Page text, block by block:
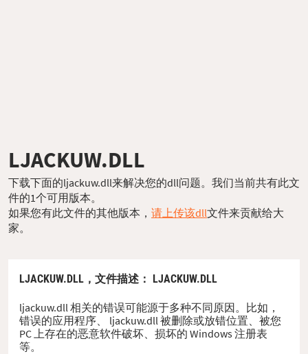
LJACKUW.DLL
下载下面的ljackuw.dll来解决您的dll问题。我们当前共有此文
件的1个可用版本。
如果您有此文件的其他版本， 请上传该dll文件来贡献给大
家。
LJACKUW.DLL， 文件描述 ： LJACKUW.DLL
ljackuw.dll 相关的错误可能源于多种不同原因。比如，
错误的应用程序、 ljackuw.dll 被删除或放错位置、被您
PC 上存在的恶意软件破坏、损坏的 Windows 注册表
等。